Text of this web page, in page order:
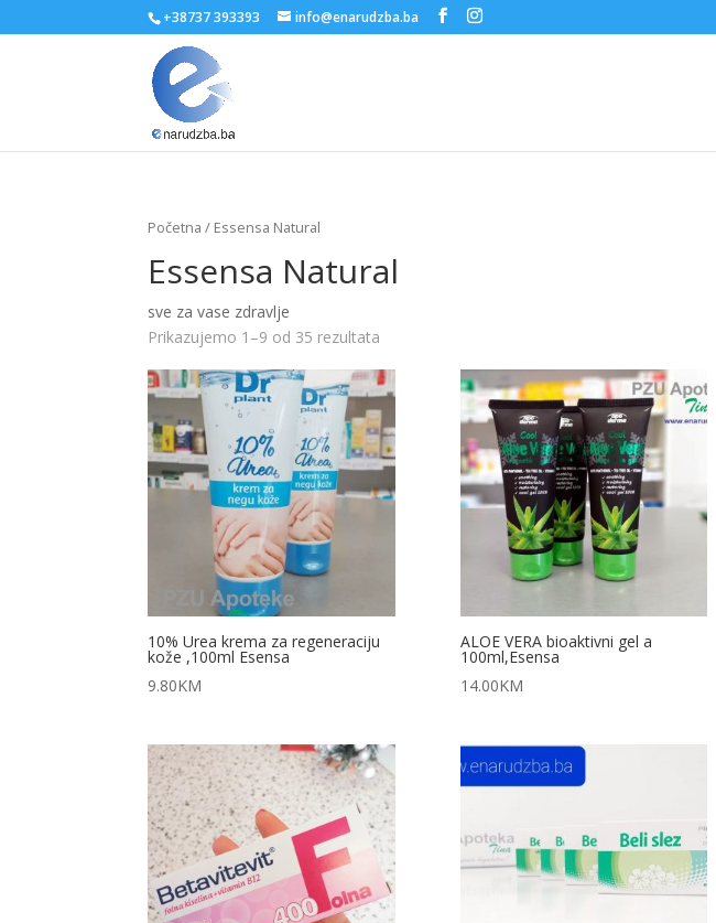
+38737 393393 info@enarudzba.ba
Početna / Essensa Natural
Essensa Natural
sve za vase zdravlje
Prikazujemo 1–9 od 35 rezultata
10% Urea krema za regeneraciju
kože ,100ml Esensa
9.80KM
ALOE VERA bioaktivni gel a
100ml,Esensa
14.00KM